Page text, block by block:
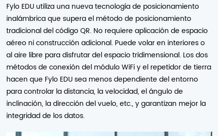
Fylo EDU utiliza una nueva tecnología de posicionamiento
inalámbrica que supera el método de posicionamiento
tradicional del código QR. No requiere aplicación de espacio
aéreo ni construcción adicional. Puede volar en interiores o
al aire libre para disfrutar del espacio tridimensional. Los dos
métodos de conexión del módulo WiFi y el repetidor de tierra
hacen que Fylo EDU sea menos dependiente del entorno
para controlar la distancia, la velocidad, el ángulo de
inclinación, la dirección del vuelo, etc., y garantizan mejor la
integridad de los datos.